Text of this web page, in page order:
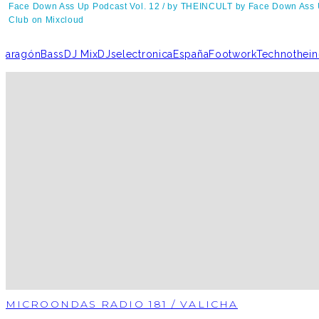
Face Down Ass Up Podcast Vol. 12 / by THEINCULT by Face Down Ass
Club on Mixcloud
aragónBass DJ MixDJselectronica EspañaFootworkTechno
MICROONDAS RADIO 181 / VALICHA